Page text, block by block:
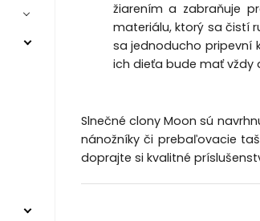
žiarením a zabraňuje
materiálu, ktorý sa čistí
sa jednoducho pripevní
ich dieťa bude mať vždy
Slnečné clony Moon sú
nánožníky či prebaľovacie
doprajte si kvalitné